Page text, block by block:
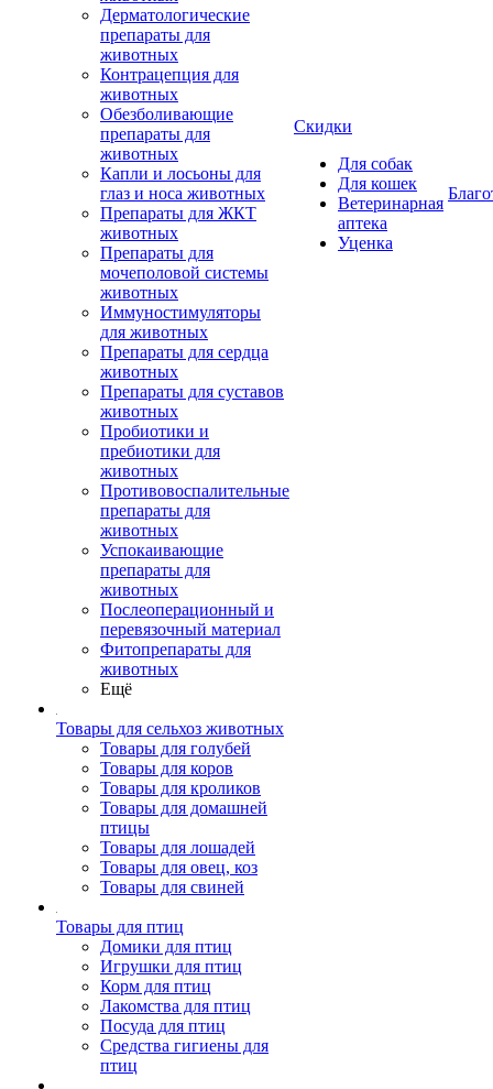
Дерматологические
препараты для
животных
Контрацепция для
животных
Обезболивающие
препараты для
животных
Капли и лосьоны для
глаз и носа животных
Препараты для ЖКТ
животных
Препараты для
мочеполовой системы
животных
Иммуностимуляторы
для животных
Препараты для сердца
животных
Препараты для суставов
животных
Пробиотики и
пребиотики для
животных
Противовоспалительные
препараты для
животных
Успокаивающие
препараты для
животных
Послеоперационный и
перевязочный материал
Фитопрепараты для
животных
Ещё
Товары для сельхоз животных
Товары для голубей
Товары для коров
Товары для кроликов
Товары для домашней
птицы
Товары для лошадей
Товары для овец, коз
Товары для свиней
Товары для птиц
Домики для птиц
Игрушки для птиц
Корм для птиц
Лакомства для птиц
Посуда для птиц
Средства гигиены для
птиц
Скидки
Для собак
Для кошек
Ветеринарная
аптека
Уценка